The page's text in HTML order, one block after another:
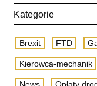
Kategorie
Brexit FTD
Kierowca-mechanik